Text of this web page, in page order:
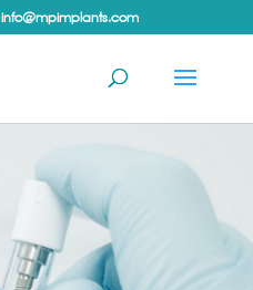
info@mpimplants.com